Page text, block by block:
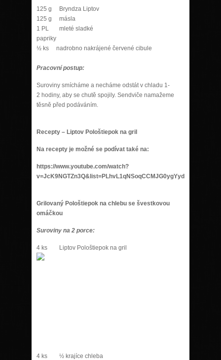
125 g Bryndza Liptov
125 g másla
1 PL mleté sladké
papriky
½ ks nadrobno nakrájené červené cibule
Pracovní postup:
Suroviny smícháme a necháme odstát v chladu 1-
2 hodiny, aby se chutě spojily. Sendviče namažeme
těsně před podáváním.
Recepty – Liptov Pološtiepok na gril
Na recepty je možné se podívat také na:
https://www.youtube.com/watch?
Grilovaný Pološtiepok na chlebu se švestkovou
omáčkou
Suroviny na 2 porce:
4 ks Liptov Pološtiepok na gril
4 ks ½ krajíce chleba